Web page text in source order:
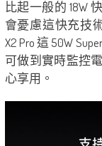
比起一般的 18W
會憂慮這快充技
X2 Pro 這 50W
可做到實時監控
心享用。